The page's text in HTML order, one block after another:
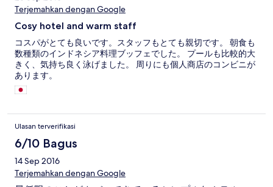
Terjemahkan dengan Google
Cosy hotel and warm staff
コスパがとても良いです。スタッフもとても親切です。 朝食も
数種類のインドネシア料理ブッフェでした。 プールも比較的大
きく、気持ち良く泳げました。 周りにも個人商店のコンビニが
あります。
Ulasan terverifikasi
6/10 Bagus
14 Sep 2016
Terjemahkan dengan Google